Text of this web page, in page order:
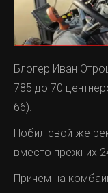
Блогер Иван
785 до 70
66).
Побил свой же
вместо прежних
Причем на